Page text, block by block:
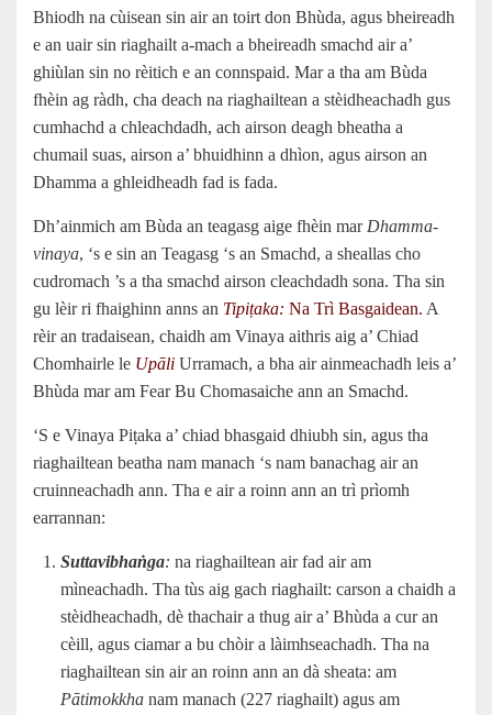
Bhiodh na cùisean sin air an toirt don Bhùda, agus bheireadh
e an uair sin riaghailt a-mach a bheireadh smachd air a’
ghiùlan sin no rèitich e an connspaid. Mar a tha am Bùda
fhèin ag ràdh, cha deach na riaghailtean a stèidheachadh gus
cumhachd a chleachdadh, ach airson deagh bheatha a
chumail suas, airson a’ bhuidhinn a dhìon, agus airson an
Dhamma a ghleidheadh fad is fada.
Dh’ainmich am Bùda an teagasg aige fhèin mar Dhamma-
vinaya, ‘s e sin an Teagasg ‘s an Smachd, a sheallas cho
cudromach ’s a tha smachd airson cleachdadh sona. Tha sin
gu lèir ri fhaighinn anns an Tipiṭaka: Na Trì Basgaidean. A
rèir an tradaisean, chaidh am Vinaya aithris aig a’ Chiad
Chomhairle le Upāli Urramach, a bha air ainmeachadh leis a’
Bhùda mar am Fear Bu Chomasaiche ann an Smachd.
‘S e Vinaya Piṭaka a’ chiad bhasgaid dhiubh sin, agus tha
riaghailtean beatha nam manach ‘s nam banachag air an
cruinneachadh ann. Tha e air a roinn ann an trì prìomh
earrannan:
Suttavibhaṅga: na riaghailtean air fad air am
mìneachadh. Tha tùs aig gach riaghailt: carson a chaidh a
stèidheachadh, dè thachair a thug air a’ Bhùda a cur an
cèill, agus ciamar a bu chòir a làimhseachadh. Tha na
riaghailtean sin air an roinn ann an dà sheata: am
Pātimokkha nam manach (227 riaghailt) agus am